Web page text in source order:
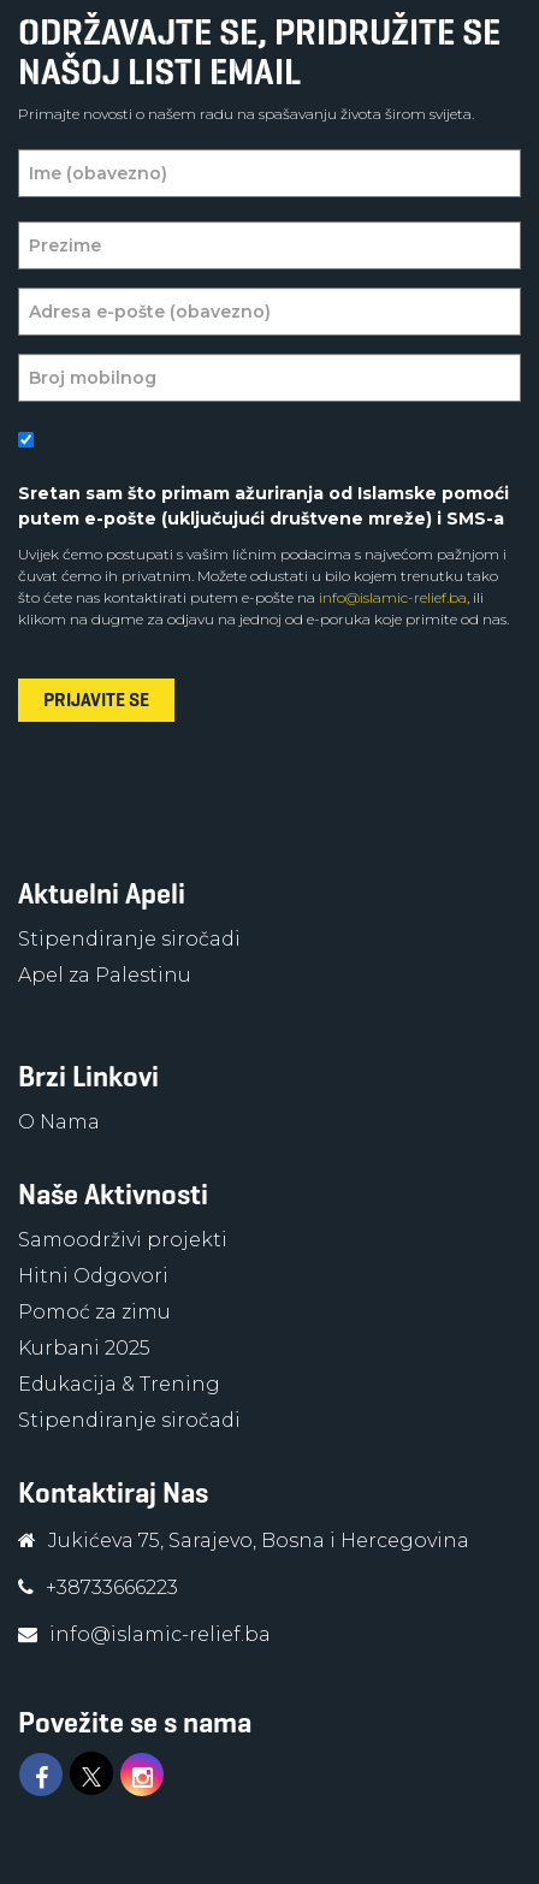
ODRŽAVAJTE SE, PRIDRUŽITE SE
NAŠOJ LISTI EMAIL
Primajte novosti o našem radu na spašavanju života širom svijeta.
Sretan sam što primam ažuriranja od Islamske pomoći
putem e-pošte (uključujući društvene mreže) i SMS-a
Uvijek ćemo postupati s vašim ličnim podacima s najvećom pažnjom i
čuvat ćemo ih privatnim. Možete odustati u bilo kojem trenutku tako
što ćete nas kontaktirati putem e-pošte na info@islamic-relief.ba, ili
klikom na dugme za odjavu na jednoj od e-poruka koje primite od nas.
PRIJAVITE SE
Aktuelni Apeli
Stipendiranje siročadi
Apel za Palestinu
Brzi Linkovi
O Nama
Naše Aktivnosti
Samoodrživi projekti
Hitni Odgovori
Pomoć za zimu
Kurbani 2025
Edukacija & Trening
Stipendiranje siročadi
Kontaktiraj Nas
Jukićeva 75, Sarajevo, Bosna i Hercegovina
+38733666223
info@islamic-relief.ba
Povežite se s nama